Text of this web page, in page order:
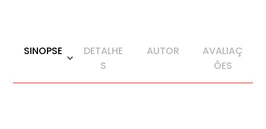
SINOPSE
DETALHE
S
AUTOR
AVALIAÇ
ÕES